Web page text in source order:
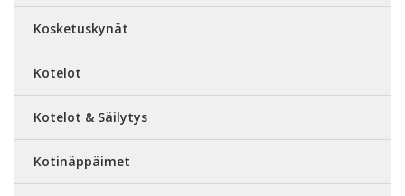
Kosketuskynät
Kotelot
Kotelot & Säilytys
Kotinäppäimet